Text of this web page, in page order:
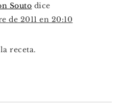
Souto dice
de 2011 en 20:10
receta.